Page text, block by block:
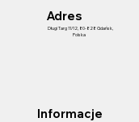
25-lecie
Informacje
Adres
Długi Targ 11/12, 80-828 Gdańsk,
Polska